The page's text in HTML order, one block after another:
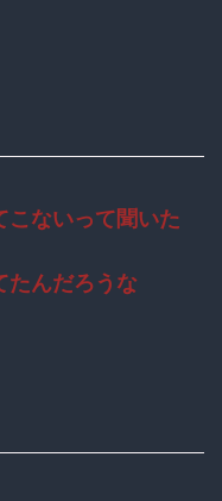
こないって聞いた
たんだろうな